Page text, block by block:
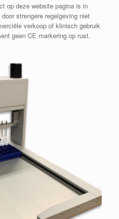
op deze website pagina is in
strengere regelgeving niet
verkoop of klinisch gebruik
geen CE markering op rust.